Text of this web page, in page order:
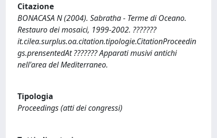
Citazione
BONACASA N (2004). Sabratha - Terme di Oceano.
Restauro dei mosaici, 1999-2002. ???????
it.cilea.surplus.oa.citation.tipologie.CitationProceedin
gs.prensentedAt ??????? Apparati musivi antichi
nell'area del Mediterraneo.
Tipologia
Proceedings (atti dei congressi)